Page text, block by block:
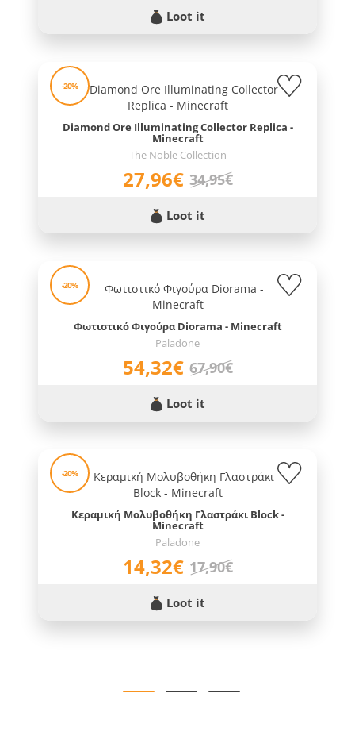
Loot it
-20%
Diamond Ore Illuminating Collector Replica -
Minecraft
The Noble Collection
27,96€ 34,95€
Loot it
-20%
Φωτιστικό Φιγούρα Diorama - Minecraft
Paladone
54,32€ 67,90€
Loot it
-20%
Κεραμική Μολυβοθήκη Γλαστράκι Block -
Minecraft
Paladone
14,32€ 17,90€
Loot it